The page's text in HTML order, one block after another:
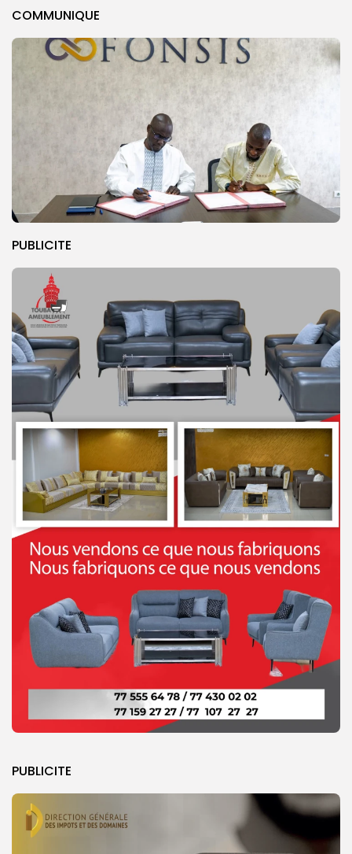
COMMUNIQUE
PUBLICITE
PUBLICITE